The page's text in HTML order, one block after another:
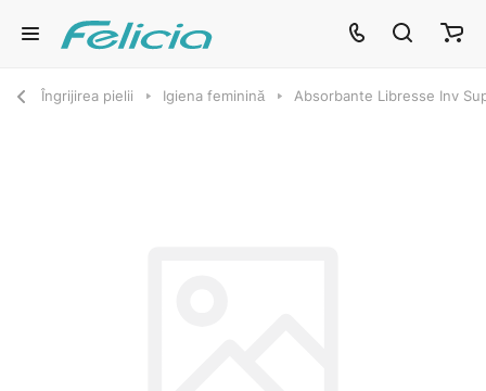
Îngrijirea pielii Igiena feminină Absorbante Libresse Inv